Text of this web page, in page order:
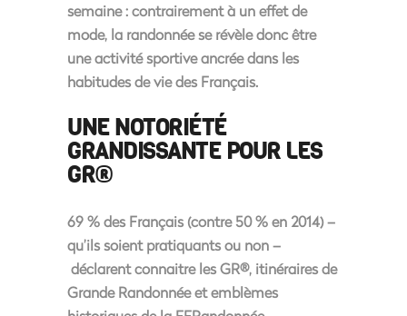
semaine: contrairement à un effet de
mode, la randonnée se révèle donc être
une activité sportive ancrée dans les
habitudes de vie des Français.
UNE NOTORIÉTÉ
GRANDISSANTE POUR LES
GR®
69 % des Français (contre 50 % en 2014) –
qu’ils soient pratiquants ou non –
déclarent connaitre les GR®, itinéraires de
Grande Randonnée et emblèmes